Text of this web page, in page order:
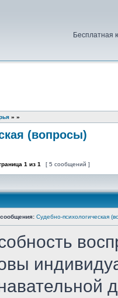
Бесплатная
» »
(вопросы)
на тему
1 из 1 [ 5 сообщений ]
Судебно-психологическая